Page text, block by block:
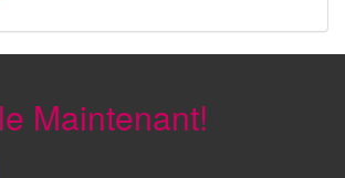
Maintenant!